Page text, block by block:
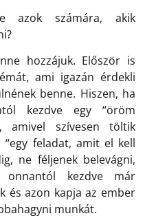
azok számára, akik
hozzájuk. Először is
ami igazán érdekli
benne. Hiszen, ha
kezdve egy “öröm
amivel szívesen töltik
feladat, amit el kell
ne féljenek belevágni,
onnantól kezdve már
és azon kapja az ember
munkát.